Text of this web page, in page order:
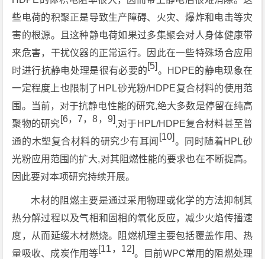
些电荷的积聚正是导致生产障碍、火灾、爆炸和电击等灾
害的根源。且这种静电荷如果过多集聚会对人身体健康带
来危害，干扰仪器的正常运行。因此在一些特殊场合应用
时进行抗静电处理是很有必要的[5]。HDPE的静电现象在
一定程度上也限制了HPL砂光粉/HDPE复合材料的使用范
围。当前，对于抗静电性能的研究,绝大多数是停留在纯高
聚物的研究[6，7，8，9],对于HPL/HDPE复合材料甚至普
通的木塑复合材料的研究少有耳闻 [10]。同时随着HPL砂
光粉应用范围的扩大,对其阻燃性能的要求也在不断提高。
因此要对本项研究持续开展。
木材的阻燃主要是通过采用物理或化学的方法抑制其
热分解过程以及气相和固相的氧化反应，减少火焰传播速
度，从而延缓木材燃烧。阻燃机理主要包括覆盖作用、热
量吸收、成炭作用等[11，12]。目前WPC常用的阻燃处理